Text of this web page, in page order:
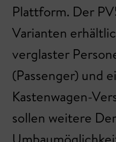
Plattform. Der
Varianten
verglaster
(Passenger) und
Kastenwagen-
sollen weitere